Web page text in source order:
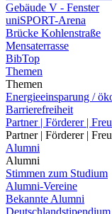
Gebäude V - Fenster
uniSPORT-Arena
Brücke Kohlenstraße
Mensaterrasse
BibTop
Themen
Themen
Energieeinsparung /
Barrierefreiheit
Partner | Förderer |
Partner | Förderer |
Alumni
Alumni
Stimmen zum Studium
Alumni-Vereine
Bekannte Alumni
Deutschlandstipendium